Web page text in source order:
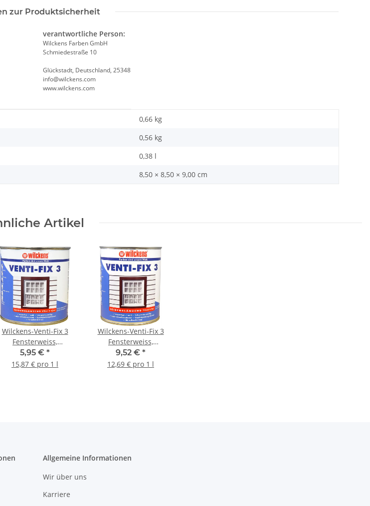
zur Produktsicherheit
verantwortliche Person:
Wilckens Farben GmbH
Schmiedestraße 10
Glückstadt, Deutschland, 25348
info@wilckens.com
www.wilckens.com
0,66 kg
0,56 kg
0,38 l
8,50 × 8,50 × 9,00 cm
Artikel
Wilckens-Venti-Fix 3
Fensterweiss,
seidenglänzend, 0,375 l
5,95 € *
15,87 € pro 1 l
Wilckens-Venti-Fix 3
Fensterweiss,
seidenglänzend, 0,75 l
9,52 € *
12,69 € pro 1 l
Allgemeine Informationen
Wir über uns
Karriere